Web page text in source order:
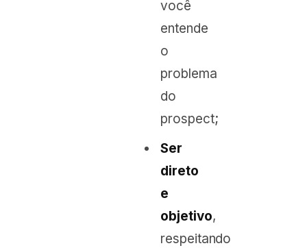
você
entende
o
problema
do
prospect;
Ser
direto
e
objetivo,
respeitando